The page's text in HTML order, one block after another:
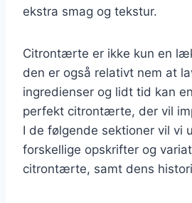
ekstra smag og tekstur.
Citrontærte er ikke kun en
den er også relativt nem at
ingredienser og lidt tid kan
perfekt citrontærte, der vil
I de følgende sektioner vil vi
forskellige opskrifter og
citrontærte, samt dens